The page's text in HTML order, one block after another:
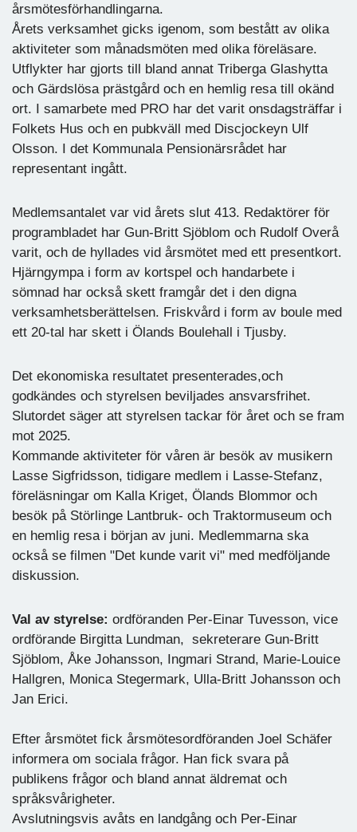
årsmötesförhandlingarna.
Årets verksamhet gicks igenom, som bestått av olika
aktiviteter som månadsmöten med olika föreläsare.
Utflykter har gjorts till bland annat Triberga Glashytta
och Gärdslösa prästgård och en hemlig resa till okänd
ort. I samarbete med PRO har det varit onsdagsträffar i
Folkets Hus och en pubkväll med Discjockeyn Ulf
Olsson. I det Kommunala Pensionärsrådet har
representant ingått.
Medlemsantalet var vid årets slut 413. Redaktörer för
programbladet har Gun-Britt Sjöblom och Rudolf Overå
varit, och de hyllades vid årsmötet med ett presentkort.
Hjärngympa i form av kortspel och handarbete i
sömnad har också skett framgår det i den digna
verksamhetsberättelsen. Friskvård i form av boule med
ett 20-tal har skett i Ölands Boulehall i Tjusby.
Det ekonomiska resultatet presenterades,och
godkändes och styrelsen beviljades ansvarsfrihet.
Slutordet säger att styrelsen tackar för året och se fram
mot 2025.
Kommande aktiviteter för våren är besök av musikern
Lasse Sigfridsson, tidigare medlem i Lasse-Stefanz,
föreläsningar om Kalla Kriget, Ölands Blommor och
besök på Störlinge Lantbruk- och Traktormuseum och
en hemlig resa i början av juni. Medlemmarna ska
också se filmen "Det kunde varit vi" med medföljande
diskussion.
Val av styrelse: ordföranden Per-Einar Tuvesson, vice
ordförande Birgitta Lundman, sekreterare Gun-Britt
Sjöblom, Åke Johansson, Ingmari Strand, Marie-Louice
Hallgren, Monica Stegermark, Ulla-Britt Johansson och
Jan Erici.
Efter årsmötet fick årsmötesordföranden Joel Schäfer
informera om sociala frågor. Han fick svara på
publikens frågor och bland annat äldremat och
språksvårigheter.
Avslutningsvis avåts en landgång och Per-Einar